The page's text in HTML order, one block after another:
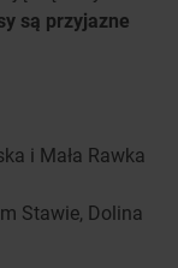
są przyjazne
i Mała Rawka
Stawie, Dolina